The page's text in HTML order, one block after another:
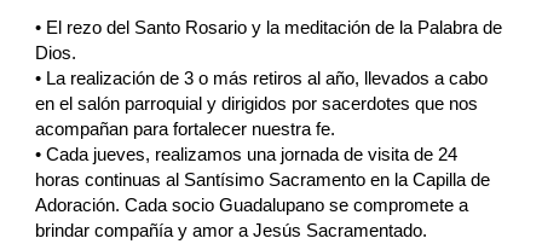
• El rezo del Santo Rosario y la meditación de la Palabra de
Dios.
• La realización de 3 o más retiros al año, llevados a cabo
en el salón parroquial y dirigidos por sacerdotes que nos
acompañan para fortalecer nuestra fe.
• Cada jueves, realizamos una jornada de visita de 24
horas continuas al Santísimo Sacramento en la Capilla de
Adoración. Cada socio Guadalupano se compromete a
brindar compañía y amor a Jesús Sacramentado.